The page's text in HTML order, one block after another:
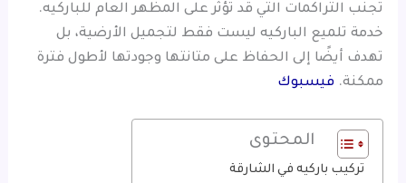
تجنب التراكمات التي قد تؤثر على المظهر العام للباركيه.
خدمة تلميع الباركيه ليست فقط لتجميل الأرضية، بل
تهدف أيضًا إلى الحفاظ على متانتها وجودتها لأطول فترة
ممكنة.فيسبوك
المحتوى
تركيب باركيه في الشارقة